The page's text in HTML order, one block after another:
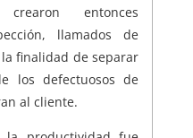
entonces
llamados de
la finalidad de separar
los defectuosos de
al cliente.